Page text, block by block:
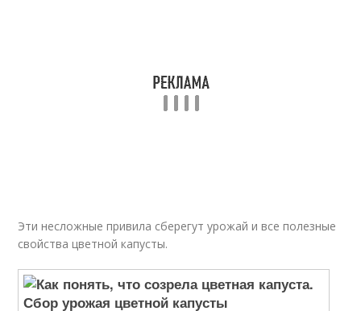
Эти несложные привила сберегут урожай и все полезные
свойства цветной капусты.